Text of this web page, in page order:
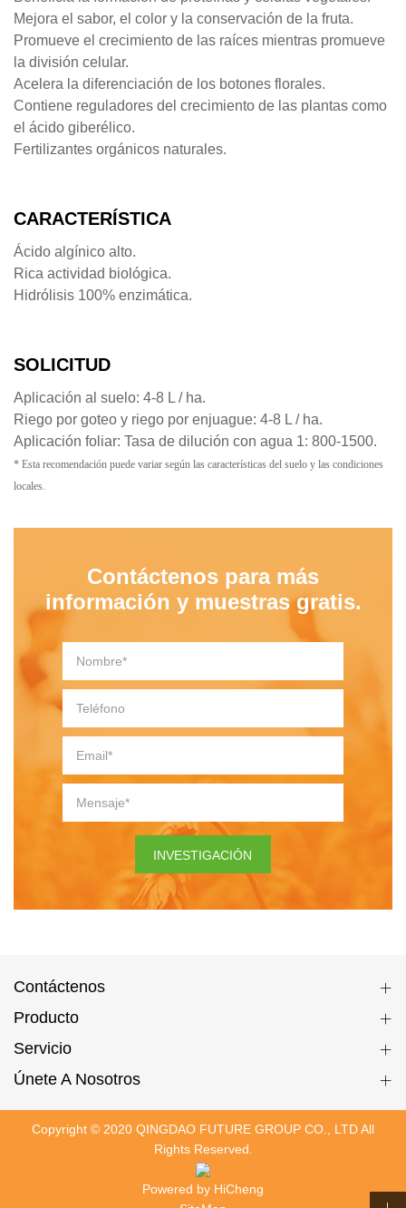
Mejora el sabor, el color y la conservación de la fruta.
Promueve el crecimiento de las raíces mientras promueve
la división celular.
Acelera la diferenciación de los botones florales.
Contiene reguladores del crecimiento de las plantas como
el ácido giberélico.
Fertilizantes orgánicos naturales.
CARACTERÍSTICA
Ácido algínico alto.
Rica actividad biológica.
Hidrólisis 100% enzimática.
SOLICITUD
Aplicación al suelo: 4-8 L / ha.
Riego por goteo y riego por enjuague: 4-8 L / ha.
Aplicación foliar: Tasa de dilución con agua 1: 800-1500.
* Esta recomendación puede variar según las características del suelo y las condiciones
locales.
Contáctenos para más
información y muestras gratis.
INVESTIGACIÓN
Contáctenos
Producto
Servicio
Únete A Nosotros
Copyright © 2020 QINGDAO FUTURE GROUP CO., LTD All
Rights Reserved.
Powered by HiCheng